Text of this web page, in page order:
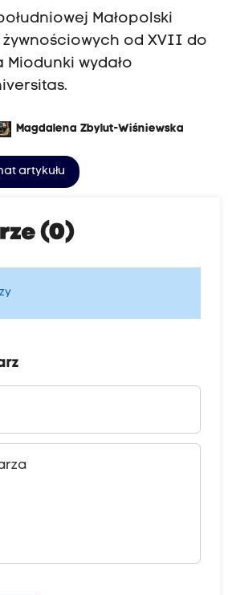
Małopolski
od XVII do
Miodunki wydało
Magdalena Zbylut-Wiśniewska
artykułu
(0)